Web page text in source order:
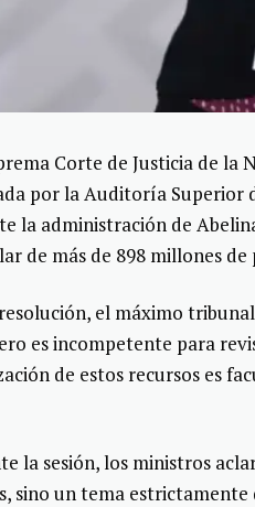
Corte de Justicia de la
por la Auditoría Superior
la administración de
de más de 898 millones de
el máximo
es incompetente para
de estos recursos es
la sesión, los ministros
sino un tema estrictamente